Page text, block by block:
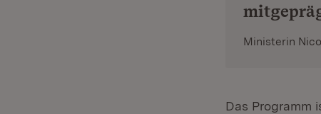
Ministerin
Das Programm